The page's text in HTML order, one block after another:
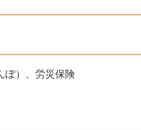
ぽ）、労災保険